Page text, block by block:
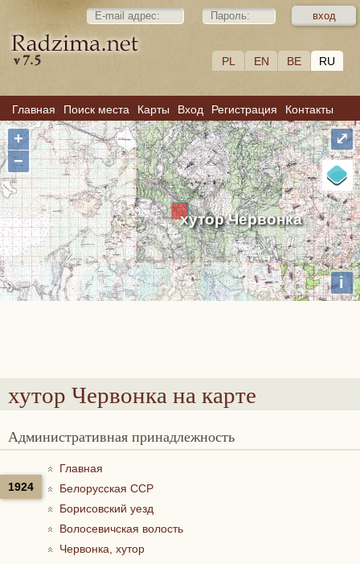
PL EN BE RU
Главная Поиск места Карты Вход Регистрация Контакты
хутор Червонка
+
−
i
⤢
хутор Червонкана карте
Административная принадлежность
1924
Главная
Белорусская ССР
Борисовский уезд
Волосевичская волость
Червонка, хутор